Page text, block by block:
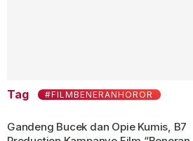
Tag #FILMBENERANHOROR
Gandeng Bucek dan Opie Kumis, B7